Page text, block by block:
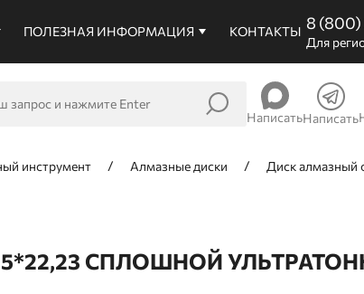
ПОЛЕЗНАЯ ИНФОРМАЦИЯ КОНТАКТЫ 8
Для
НаписатьНаписать
инструмент Алмазные диски
Диск алмазный
СПЛОШНОЙ